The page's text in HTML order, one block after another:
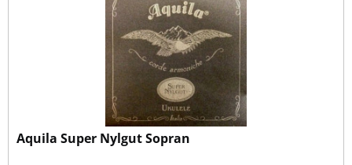
Aquila Super Nylgut Sopran